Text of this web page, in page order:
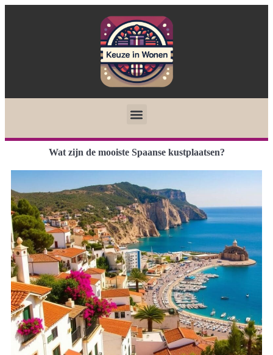
Wat zijn de mooiste Spaanse kustplaatsen?